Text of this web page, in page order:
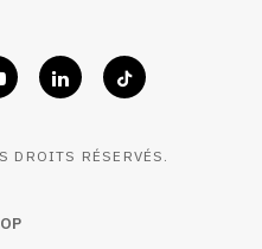
DROITS RÉSERVÉS.